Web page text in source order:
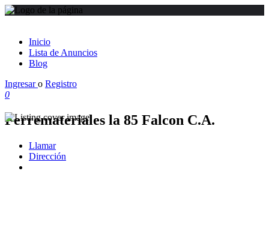
Inicio
Lista de Anuncios
Blog
Ingresaro Registro
0
Ferremateriales la 85 Falcon C.A.
Llamar
Dirección